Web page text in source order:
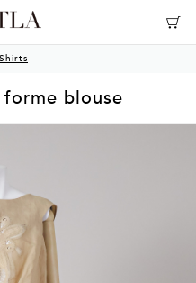
forme blouse